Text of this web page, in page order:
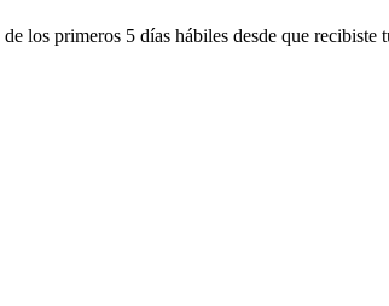
los primeros 5 días hábiles desde que